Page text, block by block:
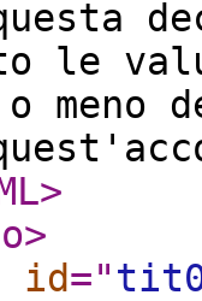
le
o
>
>
id="